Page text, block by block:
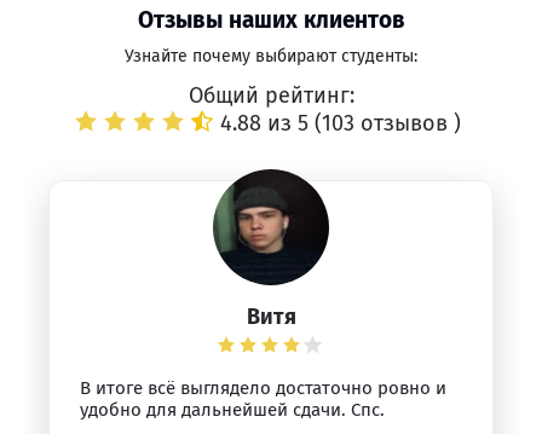
Отзывы наших клиентов
Узнайте почему выбирают студенты:
Общий рейтинг:
4.88 из 5 (103 отзывов )
Витя
В итоге всё выглядело достаточно ровно и
удобно для дальнейшей сдачи. Спс.